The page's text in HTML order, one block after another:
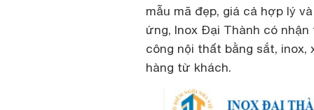
mẫu mã đẹp, giá cả hợp lý
ứng, Inox Đại Thành có
công nội thất bằng sắt, inox,
hàng từ khách.